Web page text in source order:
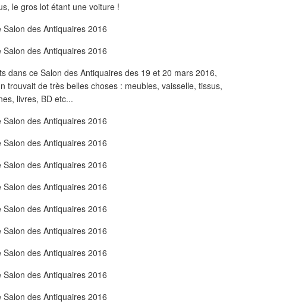
le gros lot étant une voiture !
dans ce Salon des Antiquaires des 19 et 20 mars 2016,
trouvait de très belles choses : meubles, vaisselle, tissus,
livres, BD etc...